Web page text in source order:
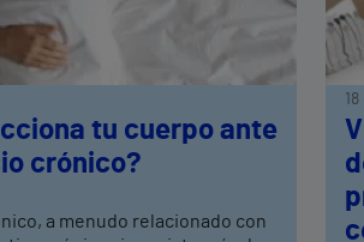
tu cuerpo ante
crónico?
a menudo relacionado con